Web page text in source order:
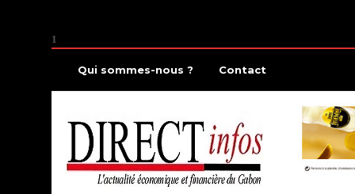
1
Qui sommes-nous ? Contact